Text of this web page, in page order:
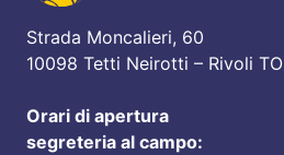
Strada Moncalieri, 60
10098 Tetti Neirotti – Rivoli TO
Orari di apertura
segreteria al campo: